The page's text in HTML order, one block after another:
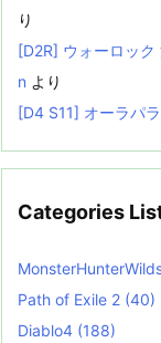
り
[D2R] ウォーロッ
n より
[D4 S11] オーラパ
Categories
Path of Exile 2 (40)
Diablo4 (188)